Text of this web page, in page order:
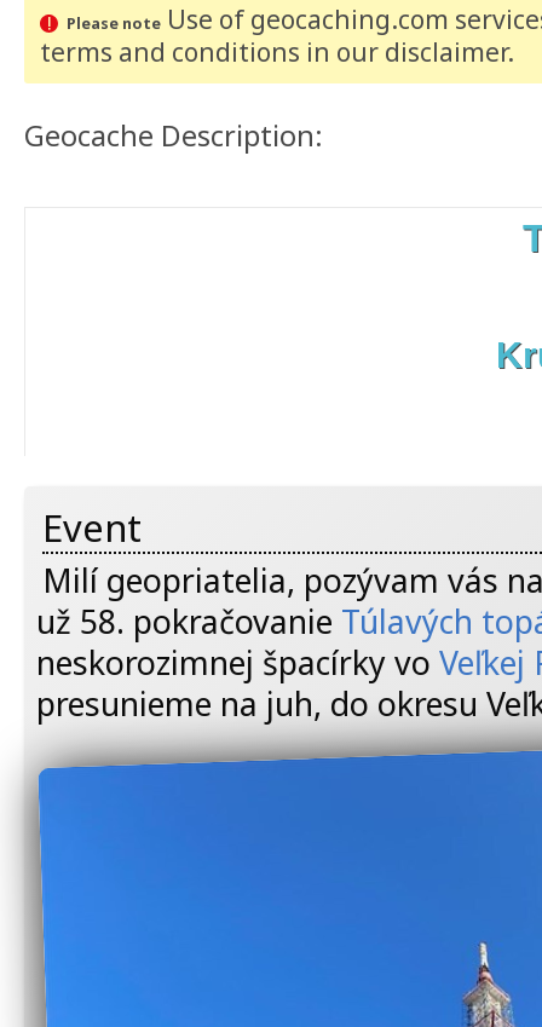
Please noteUse of geocaching.com
terms and conditions in our disclaimer.
Geocache Description:
Event
Milí geopriatelia, pozývam vás
už 58. pokračovanie Túlavých
neskorozimnej špacírky vo Veľkej
presunieme na juh, do okresu